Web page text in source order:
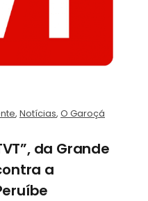
, Notícias, O Garoçá
da Grande
a